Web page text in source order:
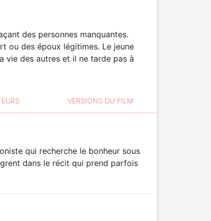
des personnes manquantes.
ou des époux légitimes. Le jeune
vie des autres et il ne tarde pas à
VERSIONS DU FILM
qui recherche le bonheur sous
dans le récit qui prend parfois